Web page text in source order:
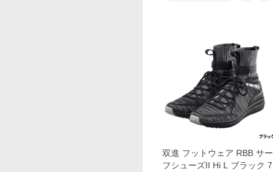
双進 フットウェア RBB サー
フシューズII Hi L ブラック 7